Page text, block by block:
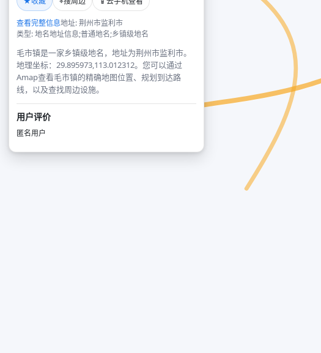
查看完整信息地址: 荆州市监利市
类型: 地名地址信息;普通地名;乡镇级地名
毛市镇是一家乡镇级地名，地址为荆州市监利市。
地理坐标：29.895973,113.012312。您可以通过
Amap查看毛市镇的精确地图位置、规划到达路
线，以及查找周边设施。
用户评价
匿名用户